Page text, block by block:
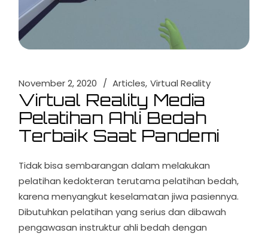
November 2, 2020 Articles Virtual Reality
Virtual Reality Media
Pelatihan Ahli Bedah
Terbaik Saat Pandemi
Tidak bisa sembarangan dalam melakukan
pelatihan kedokteran terutama pelatihan bedah,
karena menyangkut keselamatan jiwa pasiennya.
Dibutuhkan pelatihan yang serius dan dibawah
pengawasan instruktur ahli bedah dengan